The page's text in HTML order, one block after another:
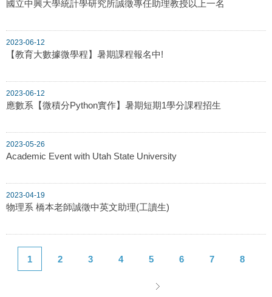
國立中興大學統計學研究所誠徵專任助理教授以上一名
2023-06-12
【教育大數據微學程】暑期課程報名中!
2023-06-12
應數系【微積分Python實作】暑期短期1學分課程招生
2023-05-26
Academic Event with Utah State University
2023-04-19
物理系 橋本老師誠徵中英文助理(工讀生)
1 2 3 4 5 6 7 8